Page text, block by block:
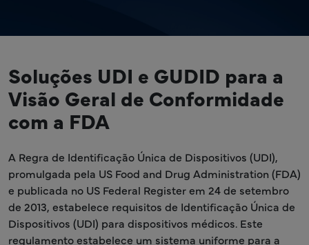
Soluções UDI e GUDID para a
Visão Geral de Conformidade
com a FDA
A Regra de Identificação Única de Dispositivos (UDI),
promulgada pela US Food and Drug Administration (FDA)
e publicada no US Federal Register em 24 de setembro
de 2013, estabelece requisitos de Identificação Única de
Dispositivos (UDI) para dispositivos médicos. Este
regulamento estabelece um sistema uniforme para a